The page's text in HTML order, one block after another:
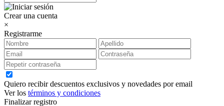
Crear una cuenta
×
Registrarme
Quiero recibir descuentos exclusivos y novedades por email
Ver los términos y condiciones
Finalizar registro